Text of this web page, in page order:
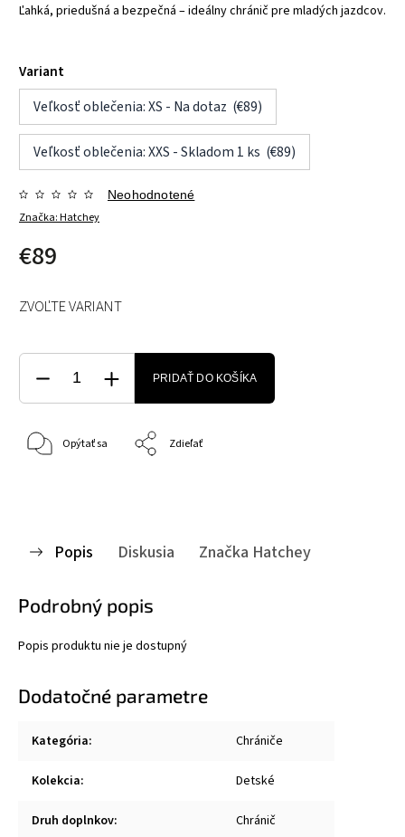
Ľahká, priedušná a bezpečná – ideálny chránič pre mladých jazdcov.
Variant
Veľkosť oblečenia: XS - Na dotaz (€89)
Veľkosť oblečenia: XXS - Skladom 1 ks (€89)
Značka:Hatchey
Neohodnotené
€89
ZVOĽTE VARIANT
PRIDAŤ DO KOŠÍKA
Opýtať sa Zdieľať
Popis Diskusia Značka Hatchey
Podrobný popis
Popis produktu nie je dostupný
Dodatočné parametre
Kategória: Chrániče
Kolekcia: Detské
Druh doplnkov: Chránič